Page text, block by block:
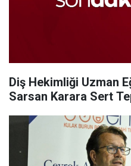
Diş Hekimliği Uzman
Sarsan Karara Sert